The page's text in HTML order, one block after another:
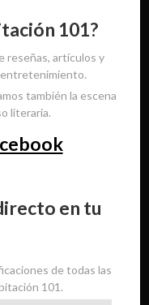
101?
reseñas, artículos y
también la escena
literaria.
en tu
de todas las
101.